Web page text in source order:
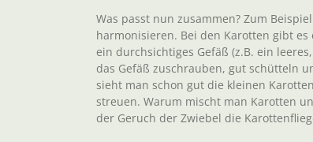
Was passt nun zusammen? Zum
harmonisieren. Bei den Karotten gibt
ein durchsichtiges Gefäß (z.B. ein
das Gefäß zuschrauben, gut schütteln
sieht man schon gut die kleinen
streuen. Warum mischt man Karotten
der Geruch der Zwiebel die